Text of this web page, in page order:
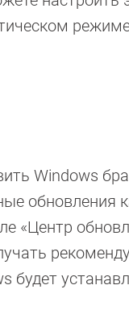
Windows
обновления
«Центр
будет